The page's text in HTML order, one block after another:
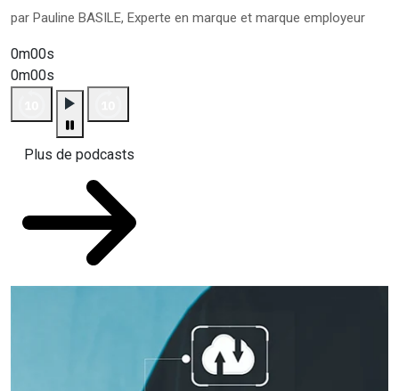
par Pauline BASILE, Experte en marque et marque employeur
0m00s
0m00s
Plus de podcasts